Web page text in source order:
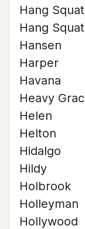
Hang
Hang
Hansen
Harper
Havana
Heavy
Helen
Helton
Hidalgo
Hildy
Holbrook
Holleyman
Hollywood